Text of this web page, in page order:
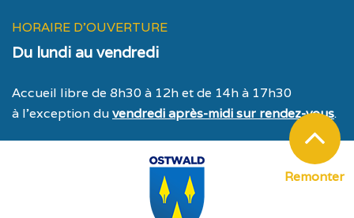
HORAIRE D'OUVERTURE
Du lundi au vendredi
Accueil libre de 8h30 à 12h et de 14h à 17h30
à l’exception duvendredi après-midi sur rendez-vous.
Remonter